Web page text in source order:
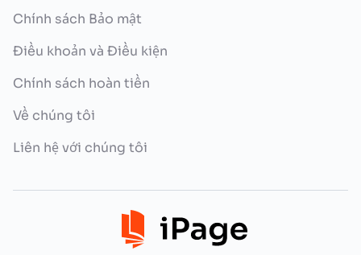
Chính sách Bảo mật
Điều khoản và Điều kiện
Chính sách hoàn tiền
Về chúng tôi
Liên hệ với chúng tôi